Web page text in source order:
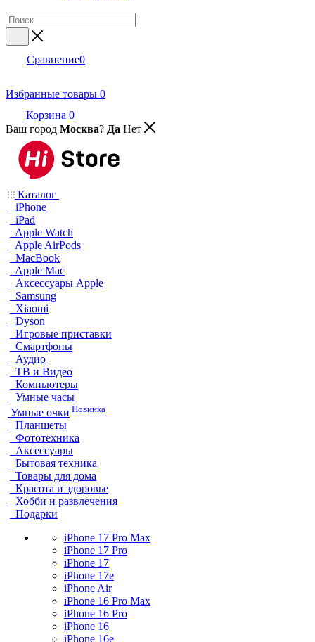
Сравнение0
Избранные товары 0
Корзина 0
Ваш город Москва? Да Нет
Каталог
iPhone
iPad
Apple Watch
Apple AirPods
MacBook
Apple Mac
Аксессуары Apple
Samsung
Xiaomi
Dyson
Игровые приставки
Смартфоны
Аудио
ТВ и Видео
Компьютеры
Умные часы
Умные очки Новинка
Планшеты
Фототехника
Аксессуары
Бытовая техника
Товары для дома
Красота и здоровье
Хобби и развлечения
Подарки
iPhone 17 Pro Max
iPhone 17 Pro
iPhone 17
iPhone 17e
iPhone Air
iPhone 16 Pro Max
iPhone 16 Pro
iPhone 16
iPhone 16e